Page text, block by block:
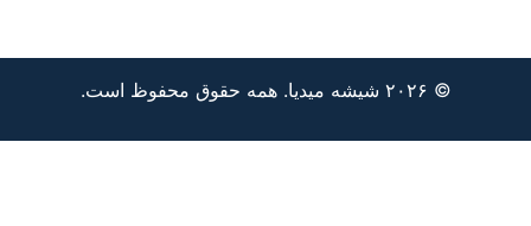
© ۲۰۲۶ شیشه میدیا. همه حقوق محفوظ است.